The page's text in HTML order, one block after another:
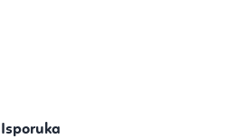
Isporuka